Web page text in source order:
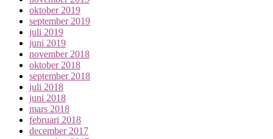
oktober 2019
september 2019
juli 2019
juni 2019
november 2018
oktober 2018
september 2018
juli 2018
juni 2018
mars 2018
februari 2018
december 2017